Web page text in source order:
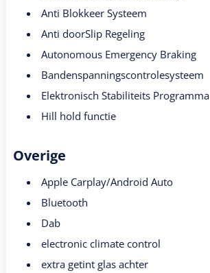
Anti Blokkeer Systeem
Anti doorSlip Regeling
Autonomous Emergency Braking
Bandenspanningscontrolesysteem
Elektronisch Stabiliteits Programma
Hill hold functie
Overige
Apple Carplay/Android Auto
Bluetooth
Dab
electronic climate control
extra getint glas achter